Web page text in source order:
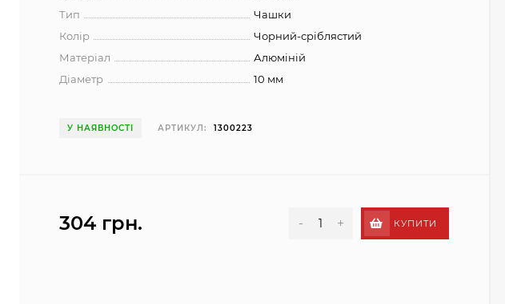
Тип
Чашки
Колір
Чорний-сріблястий
Матеріал
Алюміній
Діаметр
10 мм
У НАЯВНОСТІ АРТИКУЛ: 1300223
304 грн. - + КУПИТИ